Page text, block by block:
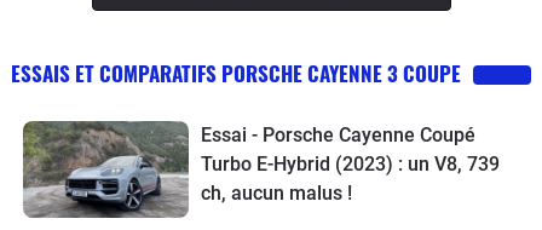
ESSAIS ET COMPARATIFS PORSCHE CAYENNE 3 COUPE
Essai - Porsche Cayenne Coupé
Turbo E-Hybrid (2023) : un V8, 739
ch, aucun malus !